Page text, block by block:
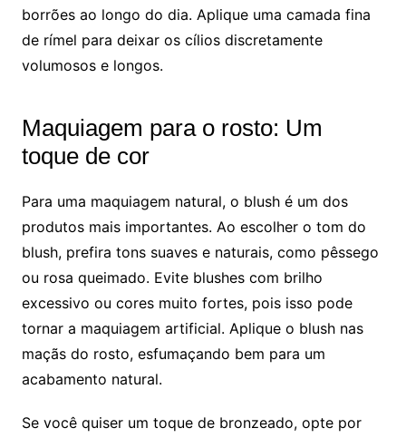
borrões ao longo do dia. Aplique uma camada fina
de rímel para deixar os cílios discretamente
volumosos e longos.
Maquiagem para o rosto: Um
toque de cor
Para uma maquiagem natural, o blush é um dos
produtos mais importantes. Ao escolher o tom do
blush, prefira tons suaves e naturais, como pêssego
ou rosa queimado. Evite blushes com brilho
excessivo ou cores muito fortes, pois isso pode
tornar a maquiagem artificial. Aplique o blush nas
maçãs do rosto, esfumaçando bem para um
acabamento natural.
Se você quiser um toque de bronzeado, opte por